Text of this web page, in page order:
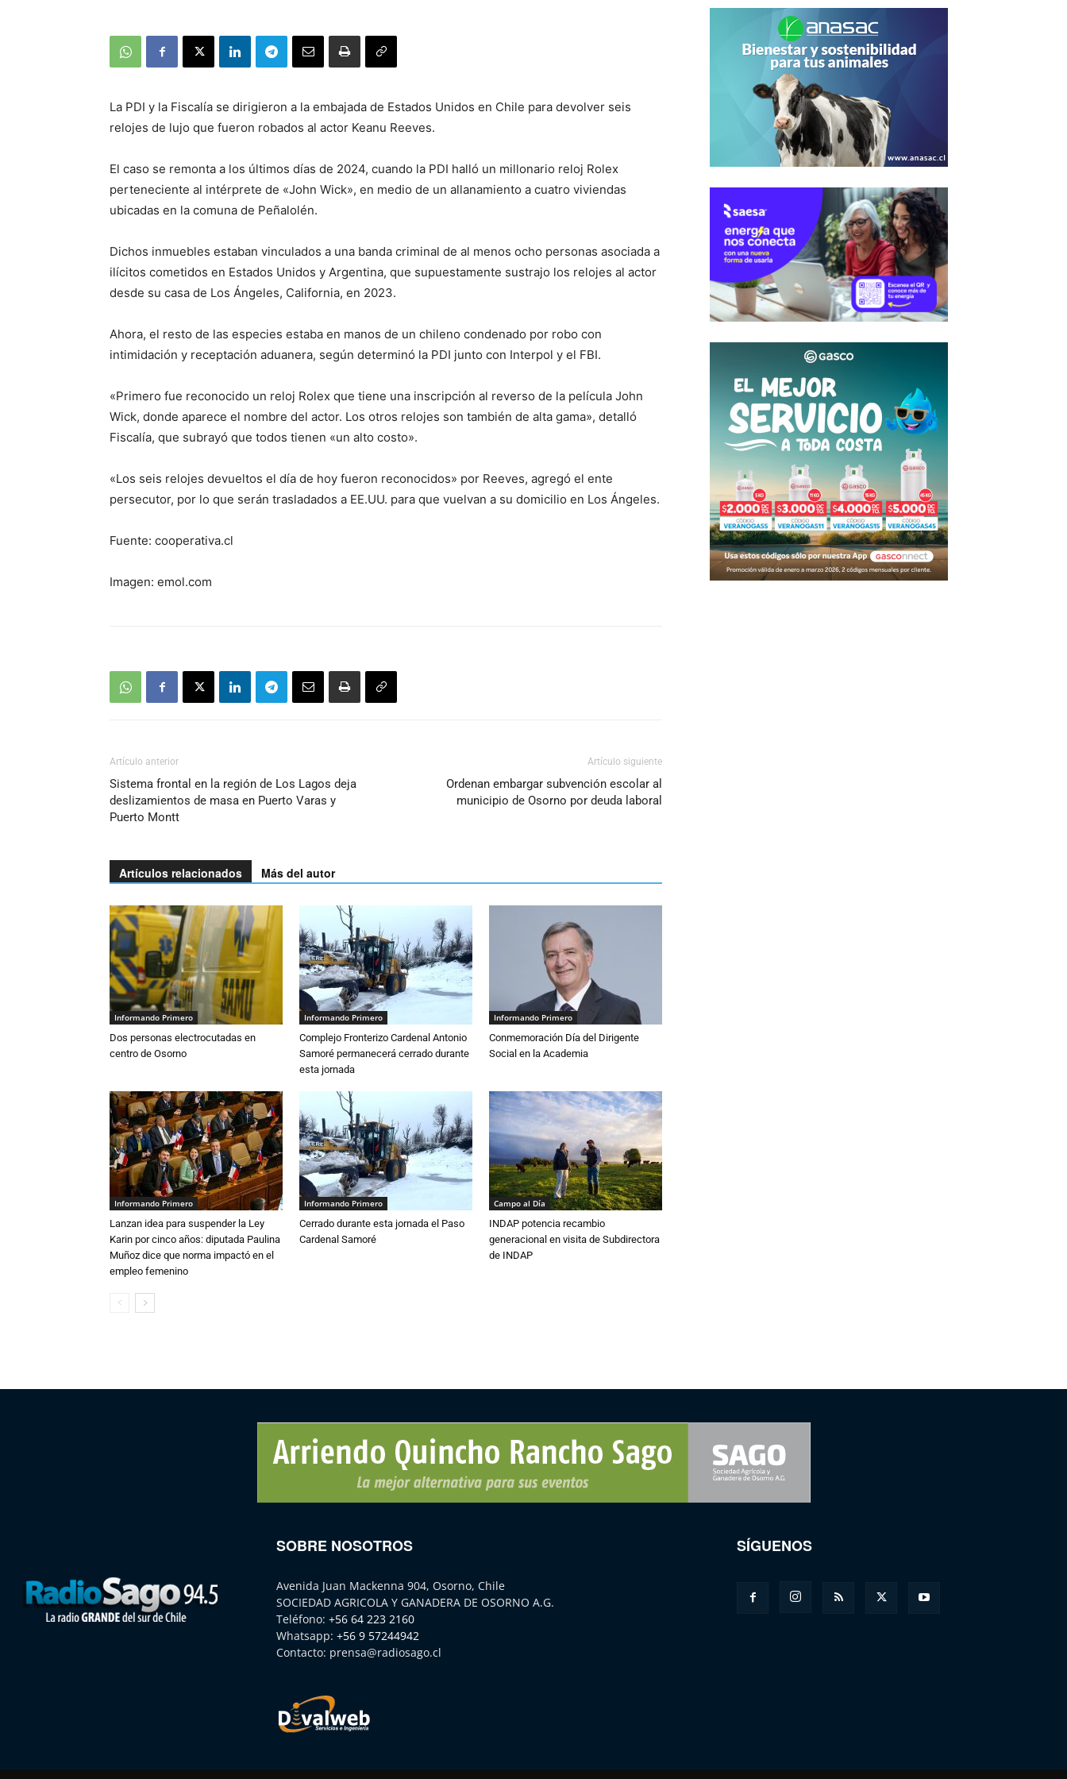
La PDI y la Fiscalía se dirigieron a la embajada de Estados Unidos en Chile para devolver seis
relojes de lujo que fueron robados al actor Keanu Reeves.
El caso se remonta a los últimos días de 2024, cuando la PDI halló un millonario reloj Rolex
perteneciente al intérprete de «John Wick», en medio de un allanamiento a cuatro viviendas
ubicadas en la comuna de Peñalolén.
Dichos inmuebles estaban vinculados a una banda criminal de al menos ocho personas asociada a
ilícitos cometidos en Estados Unidos y Argentina, que supuestamente sustrajo los relojes al actor
desde su casa de Los Ángeles, California, en 2023.
Ahora, el resto de las especies estaba en manos de un chileno condenado por robo con
intimidación y receptación aduanera, según determinó la PDI junto con Interpol y el FBI.
«Primero fue reconocido un reloj Rolex que tiene una inscripción al reverso de la película John
Wick, donde aparece el nombre del actor. Los otros relojes son también de alta gama», detalló
Fiscalía, que subrayó que todos tienen «un alto costo».
«Los seis relojes devueltos el día de hoy fueron reconocidos» por Reeves, agregó el ente
persecutor, por lo que serán trasladados a EE.UU. para que vuelvan a su domicilio en Los Ángeles.
Fuente: cooperativa.cl
Imagen: emol.com
Artículo anterior
Sistema frontal en la región de Los Lagos deja
deslizamientos de masa en Puerto Varas y
Puerto Montt
Artículo siguiente
Ordenan embargar subvención escolar al
municipio de Osorno por deuda laboral
Artículos relacionados Más del autor
Informando Primero
Dos personas electrocutadas en
centro de Osorno
Informando Primero
Complejo Fronterizo Cardenal Antonio
Samoré permanecerá cerrado durante
esta jornada
Informando Primero
Conmemoración Día del Dirigente
Social en la Academia
Informando Primero
Lanzan idea para suspender la Ley
Karin por cinco años: diputada Paulina
Muñoz dice que norma impactó en el
empleo femenino
Informando Primero
Cerrado durante esta jornada el Paso
Cardenal Samoré
Campo al Día
INDAP potencia recambio
generacional en visita de Subdirectora
de INDAP
SOBRE NOSOTROS
Avenida Juan Mackenna 904, Osorno, Chile
SOCIEDAD AGRICOLA Y GANADERA DE OSORNO A.G.
Teléfono: +56 64 223 2160
Whatsapp: +56 9 57244942
Contacto: prensa@radiosago.cl
SÍGUENOS